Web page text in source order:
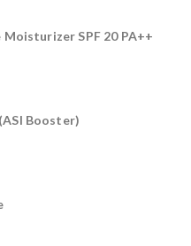
SPF 20 PA++
Booster)